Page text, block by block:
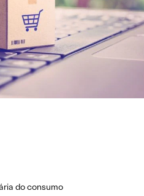
do consumo